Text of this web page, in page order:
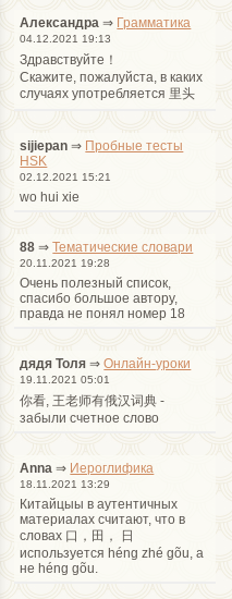
Александра ⇒ Грамматика
04.12.2021 19:13
Здравствуйте！
Cкажите, пожалуйста, в каких
случаях употребляется 里头
sijiepan ⇒ Пробные тесты
HSK
02.12.2021 15:21
wo hui xie
88 ⇒Тематические словари
20.11.2021 19:28
Очень полезный список,
спасибо большое автору,
правда не понял номер 18
дядя Толя ⇒Онлайн-уроки
19.11.2021 05:01
你看, 王老师有俄汉词典 -
забыли счетное слово
Anna ⇒ Иероглифика
18.11.2021 13:29
Китайцыы в аутентичных
материалах считают, что в
словах 口，田， 日
используется héng zhé gõu, а
не héng gõu.